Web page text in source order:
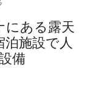
に必要なすべて
にある露天
施設で人
備